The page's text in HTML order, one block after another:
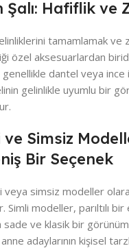
Şalı: Hafiflik ve
tamamlamak ve
özel aksesuarlardan
dantel veya ince
gelinlikle uyumlu bir
Simsiz
Bir Seçenek
veya simsiz modeller
Simli modeller, parıltılı
ve klasik bir
adaylarının kişisel